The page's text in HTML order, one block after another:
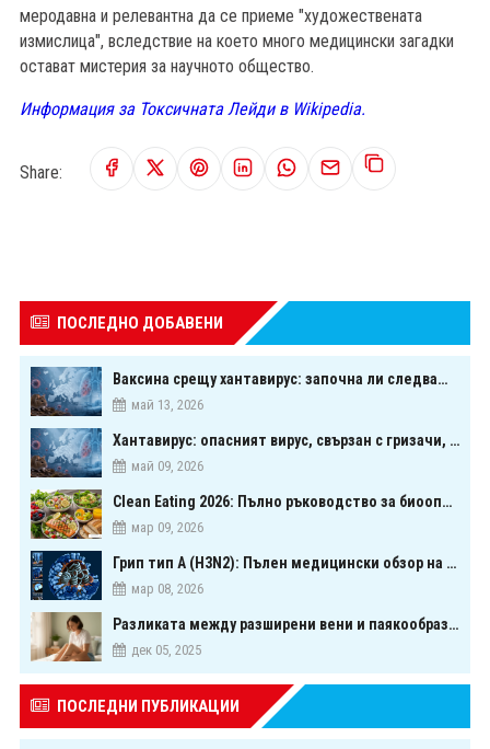
меродавна и релевантна да се приеме "художествената
измислица", вследствие на което много медицински загадки
остават мистерия за научното общество.
Информация за Токсичната Лейди в Wikipedia.
Share:
ПОСЛЕДНО ДОБАВЕНИ
Ваксина срещу хантавирус: започна ли следващата голяма надпревара в медицината?
май 13, 2026
Хантавирус: опасният вирус, свързан с гризачи, който предизвика тревога в Европа
май 09, 2026
Clean Eating 2026: Пълно ръководство за биооптимизация чрез хранене
мар 09, 2026
Грип тип A (H3N2): Пълен медицински обзор на сезонния щам през 2026 г.
мар 08, 2026
Разликата между разширени вени и паякообразни вени - и как наистина можете да ги предотвратите
дек 05, 2025
ПОСЛЕДНИ ПУБЛИКАЦИИ